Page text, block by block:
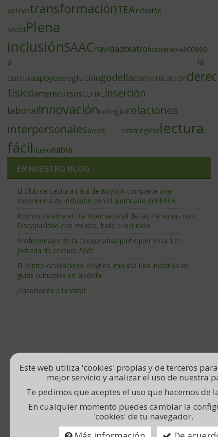
activotransformaciónTEAinclusión
social Plena
inclusiónSAACnavidadteatrofisioterapiaacceso
a la
culturaapoyosdeglucióngodellacomunicación
físicoarterecursosCEFIREinserción
laboralinnovacióncolegiorelaciones
interpersonalesáreas estratégicaslectura
fácil duelohabla
EN NUESTRO BLOG
El Club de Lectura Fácil de Koynos comparte una
experiencia de inclusión con el alumnado del EPLA
Koynos celebra el Día Internacional de las Personas con
Discapacidad con música, baile e inclusión
Profesionales de la Cooperativa participan en la 12.ª
Jornada de Lectura Fácil
El centro ocupacional Koynos impulsa una iniciativa de
guías culturales en Godella
¡Vacaciones a la vista!
Vivienda concertados por la
Conselleria de Servicis
Socials, Igualtat i Vivenda.
Centro de Educación
Especial concertado por la
Este web utiliza 'cookies' propias y de terceros
mejor servicio y analizar el uso de nuestra
Te pedimos que aceptes el uso que hacemos de
En cualquier momento puedes cambiar la
'cookies' de tu navegador.